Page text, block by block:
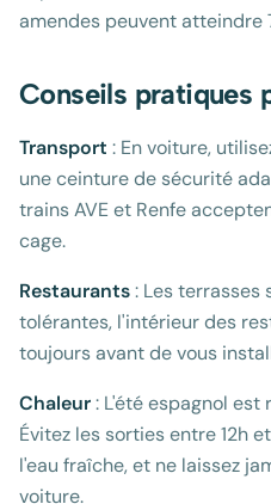
amendes peuvent atteindre
Conseils pratiques
Transport : En voiture,
une ceinture de sécurité
trains AVE et Renfe
cage.
Restaurants: Les terrasses
tolérantes, l'intérieur des
toujours avant de vous
Chaleur: L'été espagnol est
Évitez les sorties entre 12h
l'eau fraîche, et ne laissez
voiture.